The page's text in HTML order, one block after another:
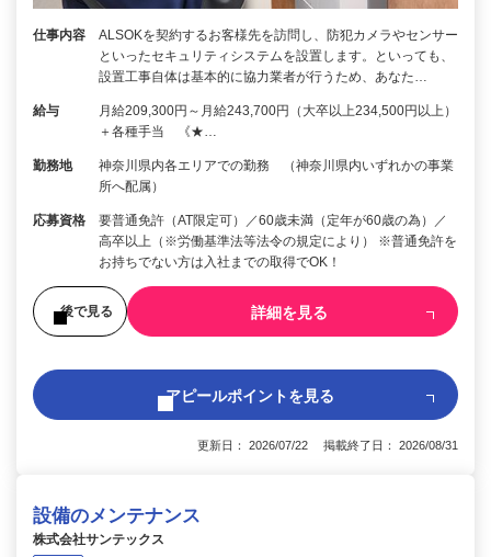
仕事内容
ALSOKを契約するお客様先を訪問し、防犯カメラやセンサー
といったセキュリティシステムを設置します。といっても、
設置工事自体は基本的に協力業者が行うため、あなた…
給与
月給209,300円～月給243,700円（大卒以上234,500円以上）
＋各種手当 《★…
勤務地
神奈川県内各エリアでの勤務 （神奈川県内いずれかの事業
所へ配属）
応募資格
要普通免許（AT限定可）／60歳未満（定年が60歳の為）／
高卒以上（※労働基準法等法令の規定により） ※普通免許を
お持ちでない方は入社までの取得でOK！
後で見る 詳細を見る
アピールポイントを見る
更新日： 2026/07/22 掲載終了日： 2026/08/31
設備のメンテナンス
株式会社サンテックス